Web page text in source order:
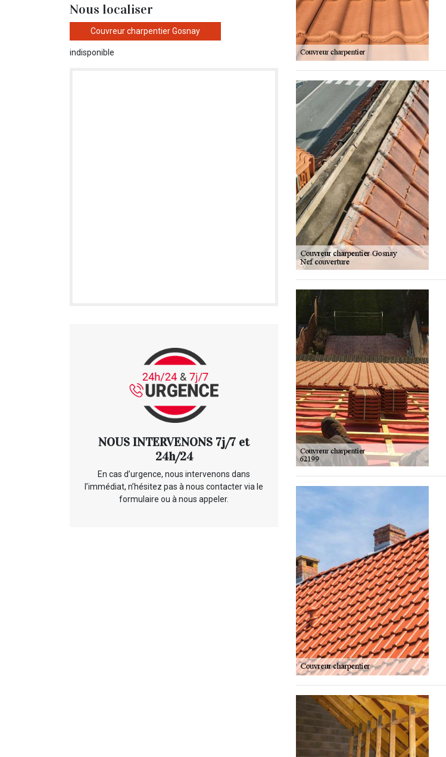
Nous localiser
Couvreur charpentier Gosnay
indisponible
NOUS INTERVENONS 7j/7 et
24h/24
En cas d’urgence, nous intervenons dans
l’immédiat, n’hésitez pas à nous contacter via le
formulaire ou à nous appeler.